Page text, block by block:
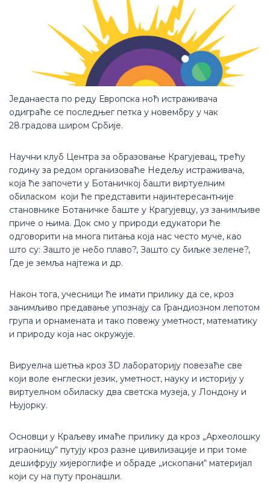
Једанаеста по реду Европска ноћ истраживача
одиграће се последњег петка у новембру у чак
28.градова широм Србије.
Научни клуб Центра за образовање Крагујевац, трећу
годину за редом организоваће Недељу истраживача,
која ће започети у Ботаничкој башти виртуелним
обиласком који ће представити најинтересантније
становнике Ботаничке баште у Крагујевцу, уз занимљиве
приче о њима. Док смо у природи едукатори ће
одговорити на многа питања која нас често муче, као
што су: Зашто је небо плаво?, Зашто су биљке зелене?,
Где је земља најтежа и др.
Након тога, учесници ће имати прилику да се, кроз
занимљиво предавање упознају са Грандиозном лепотом
група и орнамената и тако повежу уметност, математику
и природу која нас окружује.
Вируелна шетња кроз 3D лабораторију повезаће све
који воле енглески језик, уметност, науку и историју у
виртуелном обиласку два светска музеја, у Лондону и
Њујорку.
Основци у Краљеву имаће прилику да кроз „Археолошку
играоницу“ путују кроз разне цивилизације и при томе
дешифрују хијероглифе и обраде „ископани“ материјал
који су на путу пронашли.